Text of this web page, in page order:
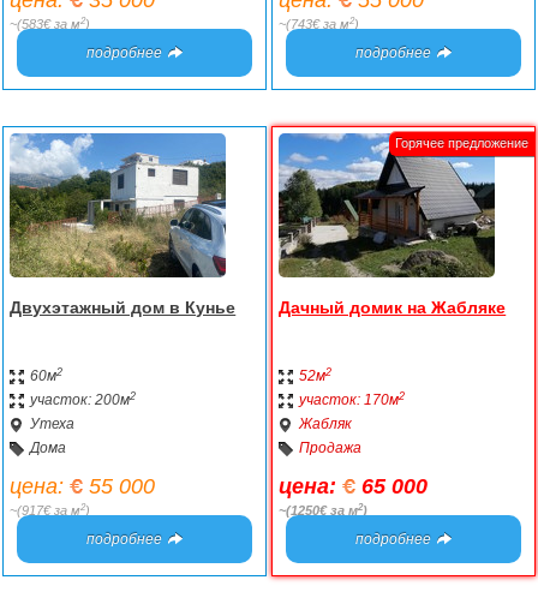
~(583€ за м2)
подробнее
~(743€ за м2)
подробнее
Двухэтажный дом в Кунье
60м2
участок: 200м2
Утеха
Дома
цена: 55 000
~(917€ за м2)
подробнее
Дачный домик на Жабляке
52м2
участок: 170м2
Жабляк
Продажа
цена: 65 000
~(1250€ за м2)
подробнее